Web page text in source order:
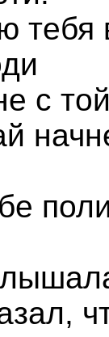
тебя
с